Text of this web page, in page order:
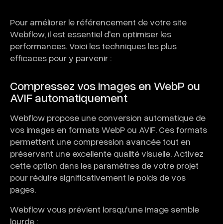
Pour améliorer le référencement de votre site
Webflow, il est essentiel d'en optimiser les
performances. Voici les techniques les plus
efficaces pour y parvenir :
Compressez vos images en WebP ou
AVIF automatiquement
Webflow propose une conversion automatique de
vos images en formats WebP ou AVIF. Ces formats
permettent une compression avancée tout en
préservant une excellente qualité visuelle. Activez
cette option dans les paramètres de votre projet
pour réduire significativement le poids de vos
pages.
Webflow vous prévient lorsqu'une image semble
lourde :